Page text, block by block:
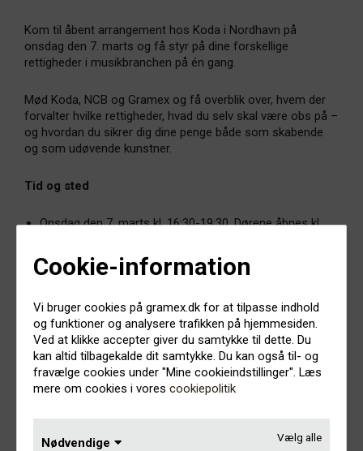
Cookie-information
Vi bruger cookies på gramex.dk for at tilpasse indhold
og funktioner og analysere trafikken på hjemmesiden.
Ved at klikke accepter giver du samtykke til dette. Du
kan altid tilbagekalde dit samtykke. Du kan også til- og
fravælge cookies under "Mine cookieindstillinger". Læs
mere om cookies i vores cookiepolitik
Vælg alle
Nødvendige
Kom til åbent arrangement hos Koda i Nordhavn på
onsdag den 7. marts og få styr på dine forskellige
rettigheder i musikbranchen på én gang.
Mød Koda, NCB og Gramex og få overblik over, hvem der
forvalter hvilke rettigheder, hvad du selv skal være obs på –
og hvordan du sikrer dig dine penge både som skabende
og som udøvende kunstner.
Tid og sted
Onsdag den 7. marts kl. 16:30-19:30. Dørene åbnes kl.
Hos Koda på Lautrupsgade 9, 2100 København Ø
16:30 – 16:40 Velkommen
16:40 – 17:00 Dine rettigheder – dine penge v. jurist Jakob
Thors
17:00 – 17:20 Koda